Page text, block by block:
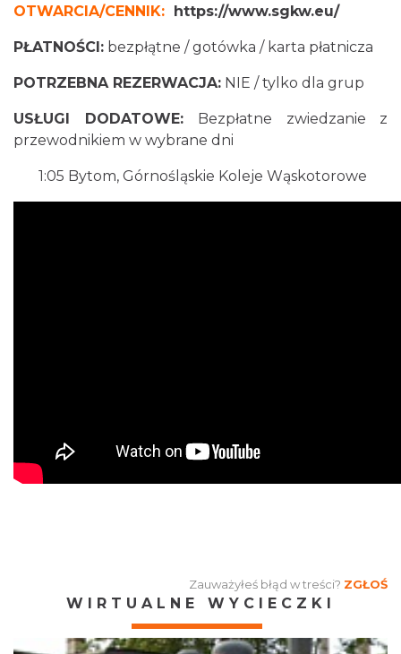
OTWARCIA/CENNIK:
https://www.sgkw.eu/
PŁATNOŚCI: bezpłątne / gotówka / karta płatnicza
POTRZEBNA REZERWACJA: NIE / tylko dla grup
USŁUGI DODATOWE:
Bezpłatne zwiedzanie z
przewodnikiem w wybrane dni
1:05 Bytom, Górnośląskie Koleje Wąskotorowe
Zauważyłeś błąd w treści? ZGŁOŚ
WIRTUALNE WYCIECZKI